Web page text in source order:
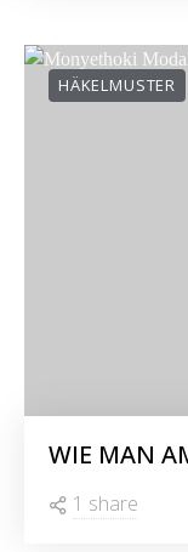
HÄKELMUSTER
WIE MAN
1 share